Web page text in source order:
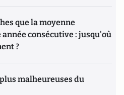
que la moyenne
consécutive : jusqu'où
?
malheureuses du